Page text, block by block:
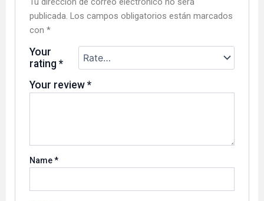
publicada. Los campos obligatorios están marcados
con*
Your
rating*
Your review*
Name*